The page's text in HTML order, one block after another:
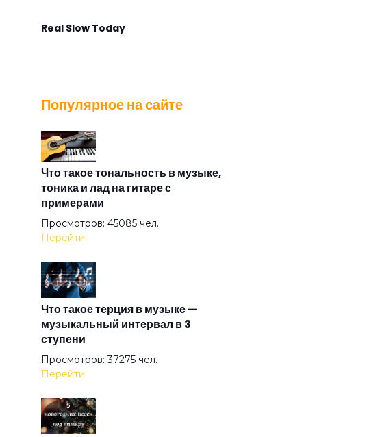
Real Slow Today
The Angel Calling
The Postcard
The Time
The Wind
Under The Good Sun
Up In Smoke
Популярное на сайте
Что такое тональность в музыке,
тоника и лад на гитаре с
примерами
Просмотров: 45085 чел.
Перейти
Что такое терция в музыке —
музыкальный интервал в 3
ступени
Просмотров: 37275 чел.
Перейти